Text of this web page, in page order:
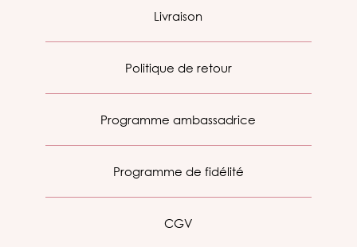
Livraison
Politique de retour
Programme ambassadrice
Programme de fidélité
CGV